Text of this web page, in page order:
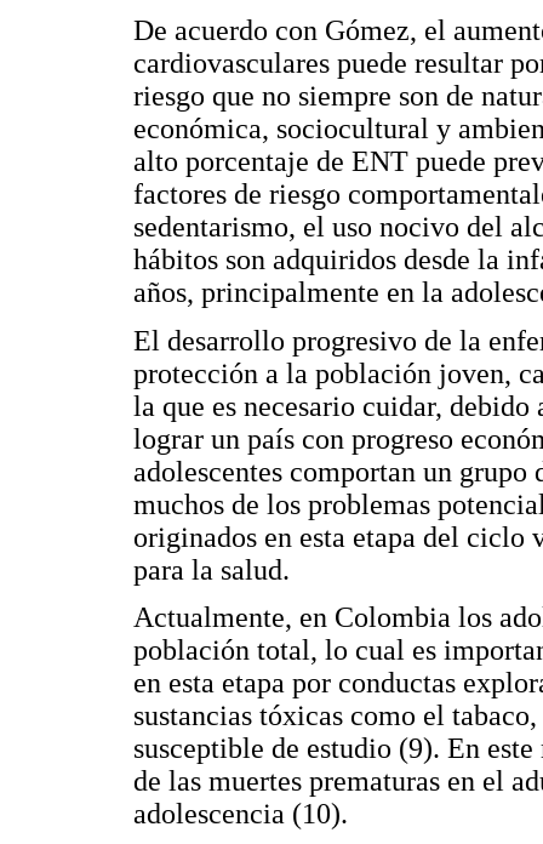
De acuerdo con Gómez, el
cardiovasculares puede resultar
riesgo que no siempre son de
económica, sociocultural y
alto porcentaje de ENT puede
factores de riesgo
sedentarismo, el uso nocivo del
hábitos son adquiridos desde la
años, principalmente en la
El desarrollo progresivo de la
protección a la población joven,
la que es necesario cuidar,
lograr un país con progreso
adolescentes comportan un grupo
muchos de los problemas
originados en esta etapa del ciclo
para la salud.
Actualmente, en Colombia los
población total, lo cual es
en esta etapa por conductas
sustancias tóxicas como el
susceptible de estudio (9). En
de las muertes prematuras en el
adolescencia (10).